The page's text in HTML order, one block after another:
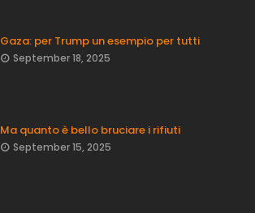
Gaza: per Trump un esempio per tutti
September 18, 2025
Ma quanto è bello bruciare i rifiuti
September 15, 2025